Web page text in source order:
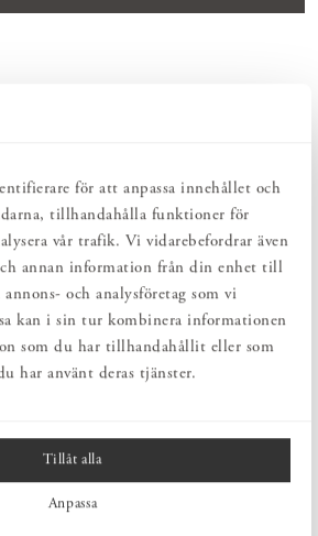
för att anpassa innehållet och
tillhandahålla funktioner för
vår trafik. Vi vidarebefordrar även
annan information från din enhet till
och analysföretag som vi
kan i sin tur kombinera informationen
som du har tillhandahållit eller som
har använt deras tjänster.
Tillåt alla
Anpassa
sortiment av inredning som gör vardagslivet
som genomgående är tillverkade av
möblerna och skapar en harmonisk
knoppar från Norrgavel. Knopparna